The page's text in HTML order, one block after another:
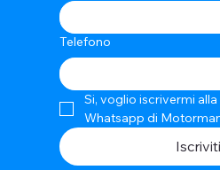
Telefono
Si, voglio iscrivermi
Whatsapp di
Iscriviti